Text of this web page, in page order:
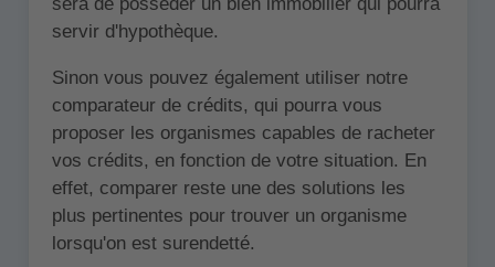
servir d'hypothèque.
Sinon vous pouvez également utiliser notre
comparateur de crédits, qui pourra vous
proposer les organismes capables de racheter
vos crédits, en fonction de votre situation. En
effet, comparer reste une des solutions les
plus pertinentes pour trouver un organisme
lorsqu'on est surendetté.